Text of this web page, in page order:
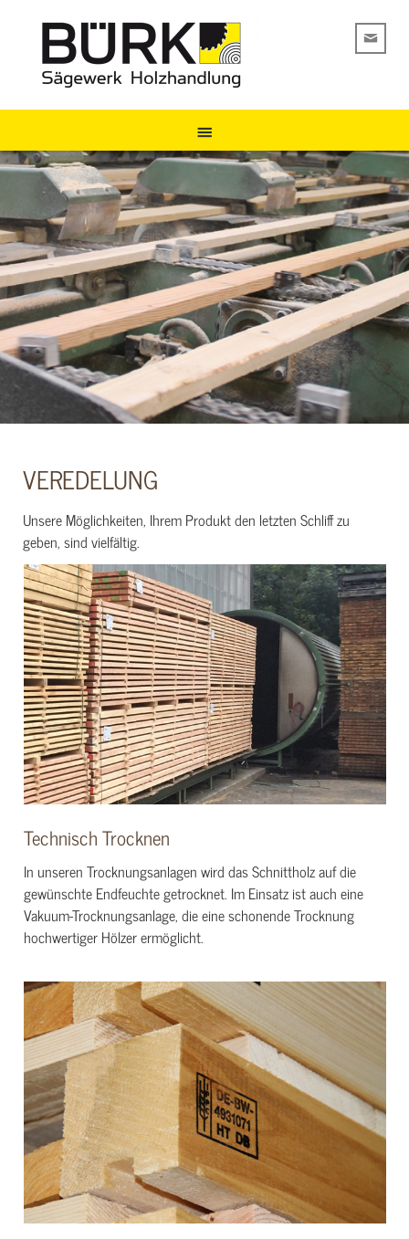
VEREDELUNG
Unsere Möglichkeiten, Ihrem Produkt den letzten Schliff zu
geben, sind vielfältig.
Technisch Trocknen
In unseren Trocknungsanlagen wird das Schnittholz auf die
gewünschte Endfeuchte getrocknet. Im Einsatz ist auch eine
Vakuum-Trocknungsanlage, die eine schonende Trocknung
hochwertiger Hölzer ermöglicht.